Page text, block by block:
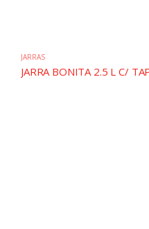
JARRAS
JARRA BONITA 2.5 L C/